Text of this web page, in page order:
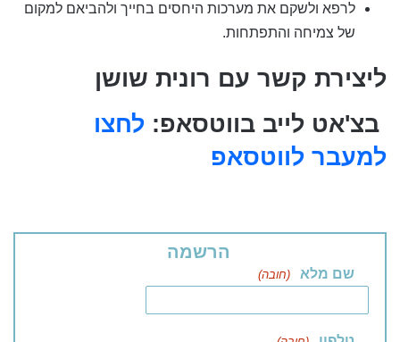
לרפא ולשקם את מערכות היחסים בחייך ולהביאם למקום
של צמיחה והתפתחות.
ליצירת קשר עם רונית שושן
בצ'אט לייב בווטסאפ: לחצו
למעבר לווטסאפ
הרשמה
שם מלא (חובה)